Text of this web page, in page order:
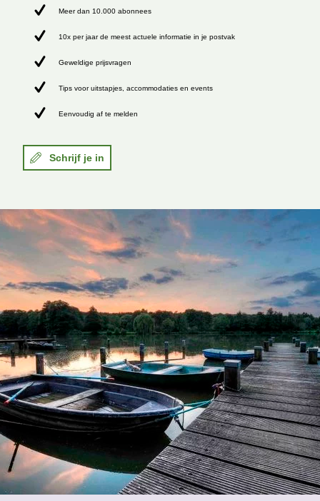
Meer dan 10.000 abonnees
10x per jaar de meest actuele informatie in je postvak
Geweldige prijsvragen
Tips voor uitstapjes, accommodaties en events
Eenvoudig af te melden
Schrijf je in